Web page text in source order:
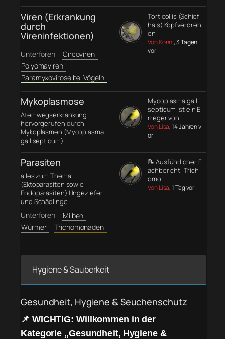
Viren (Erkrankung
durch
Vireninfektionen)
Unterforen:
Circoviren
Polyomaviren
Paramyxovirose bei Vögeln
Torticollis (Schief
hals) Kopfverdreh
en
Von Konni, 3 Tagen
vor
Mykoplasmose
Atemwegserkrankung
hervorgerufen durch
Mykoplasmen (Mycoplasma
gallisepticum)
Mycoplasma galli
septicum ist ein E
rreger von …
Von Lisa, 14 Jahren v
or
Parasiten
alles zum Thema
(Ektoparasiten sowie
Endoparasiten) Ungeziefer
und Schädlinge
Unterforen:
Milben
Würmer
Trichomonaden
📝 Ausführlicher F
achbericht: Trich
omo…
Von Lisa, 1 Tag vor
Hygiene & Sauberkeit
Gesundheit, Hygiene & Seuchenschutz
📌 WICHTIG: Willkommen in der
Kategorie „Gesundheit, Hygiene &